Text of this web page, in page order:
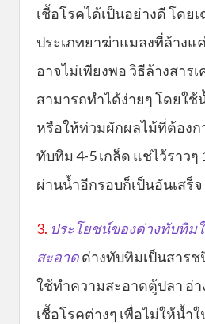
เชื้อโรคได้เป็นอย่างดี โดย
ประเภทยาฆ่าแมลงที่ล้างแ
อาจไม่เพียงพอ วิธีล้างสาร
สามารถทำได้ง่ายๆ โดยใ
หรือให้ท่วมผักผลไม้ที่ต้องก
ทับทิม 4-5 เกล็ด แช่ไว้ราวๆ
ผ่านน้ำอีกรอบก็เป็นอันเสร็จ
3. ประโยชน์ของด่างทับทิม
สะอาดด่างทับทิมเป็นสาร
ใช้ทำความสะอาดตู้ปลา อ่า
เชื้อโรคต่างๆ เพื่อไม่ให้น้ำ